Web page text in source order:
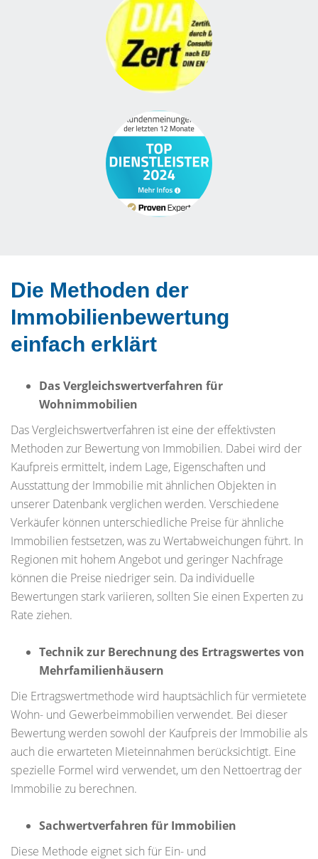
Die Methoden der
Immobilienbewertung
einfach erklärt
Das Vergleichswertverfahren für
Wohnimmobilien
Das Vergleichswertverfahren ist eine der effektivsten
Methoden zur Bewertung von Immobilien. Dabei wird der
Kaufpreis ermittelt, indem Lage, Eigenschaften und
Ausstattung der Immobilie mit ähnlichen Objekten in
unserer Datenbank verglichen werden. Verschiedene
Verkäufer können unterschiedliche Preise für ähnliche
Immobilien festsetzen, was zu Wertabweichungen führt. In
Regionen mit hohem Angebot und geringer Nachfrage
können die Preise niedriger sein. Da individuelle
Bewertungen stark variieren, sollten Sie einen Experten zu
Rate ziehen.
Technik zur Berechnung des Ertragswertes von
Mehrfamilienhäusern
Die Ertragswertmethode wird hauptsächlich für vermietete
Wohn- und Gewerbeimmobilien verwendet. Bei dieser
Bewertung werden sowohl der Kaufpreis der Immobilie als
auch die erwarteten Mieteinnahmen berücksichtigt. Eine
spezielle Formel wird verwendet, um den Nettoertrag der
Immobilie zu berechnen.
Sachwertverfahren für Immobilien
Diese Methode eignet sich für Ein- und